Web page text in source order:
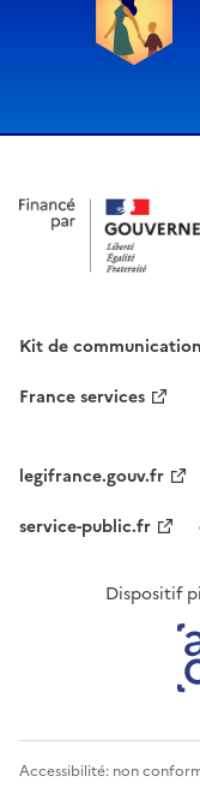
Kit de communication
France services
legifrance.gouv.fr
service-public.fr
Dispositif
Accessibilité: non